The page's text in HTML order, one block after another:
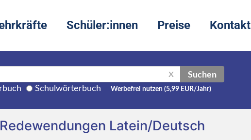
Schüler:innen Preise Kontakt
X Suchen
Schulwörterbuch Werbefrei nutzen (5,99 EUR/Jahr)
Latein/Deutsch